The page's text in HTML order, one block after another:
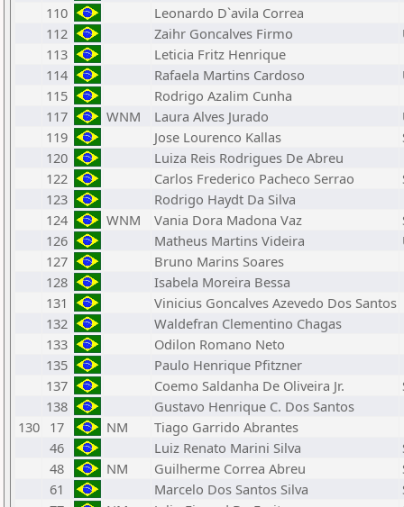
110
Leonardo D`avila Correa
112
Zaihr Goncalves Firmo
113
Leticia Fritz Henrique
114
Rafaela Martins Cardoso
115
Rodrigo Azalim Cunha
117
WNM Laura Alves Jurado
119
Jose Lourenco Kallas
120
Luiza Reis Rodrigues De Abreu
122
Carlos Frederico Pacheco Serrao
123
Rodrigo Haydt Da Silva
124
WNM Vania Dora Madona Vaz
126
Matheus Martins Videira
127
Bruno Marins Soares
128
Isabela Moreira Bessa
131
Vinicius Goncalves Azevedo Dos Santos
132
Waldefran Clementino Chagas
133
Odilon Romano Neto
135
Paulo Henrique Pfitzner
137
Coemo Saldanha De Oliveira Jr.
138
Gustavo Henrique C. Dos Santos
130 17 NM
Tiago Garrido Abrantes
46
Luiz Renato Marini Silva
48
NM Guilherme Correa Abreu
61
Marcelo Dos Santos Silva